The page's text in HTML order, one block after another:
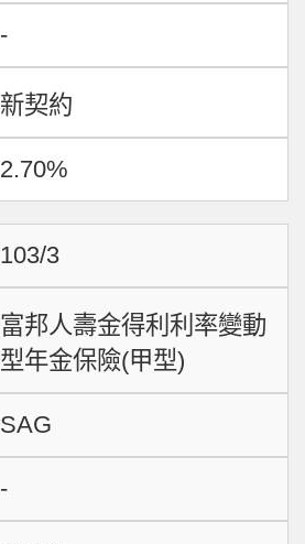
-
新契約
2.70%
103/3
富邦人壽金得利利率變動
型年金保險(甲型)
SAG
-